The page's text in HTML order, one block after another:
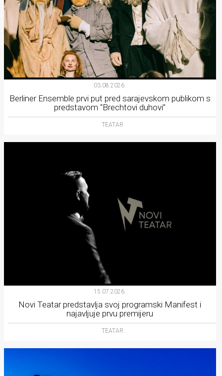
03.08.2026.
Berliner Ensemble prvi put pred sarajevskom publikom s
predstavom “Brechtovi duhovi”
TEATAR
15.07.2026.
Novi Teatar predstavlja svoj programski Manifest i
najavljuje prvu premijeru
TEATAR